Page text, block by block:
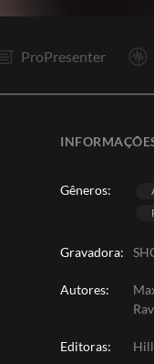
ProPresenter
Gêneros:
Gravadora:
Autores:
Editoras: